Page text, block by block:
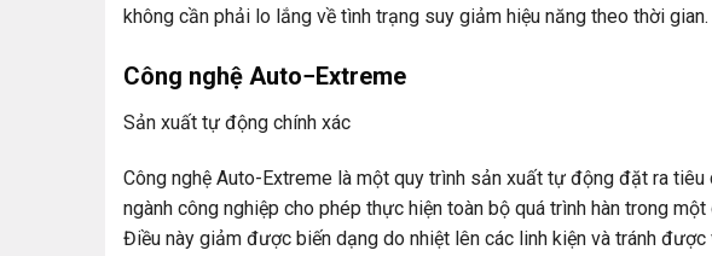
không cần phải lo lắng về tình trạng suy giảm hiệu năng theo thời gian.
Công nghệ Auto−Extreme
Sản xuất tự động chính xác
Công nghệ Auto-Extreme là một quy trình sản xuất tự động đặt ra tiêu
ngành công nghiệp cho phép thực hiện toàn bộ quá trình hàn trong
Điều này giảm được biến dạng do nhiệt lên các linh kiện và tránh